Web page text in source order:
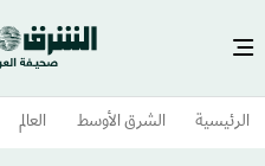
الرئيسية الشرق الأوسط​ العالم